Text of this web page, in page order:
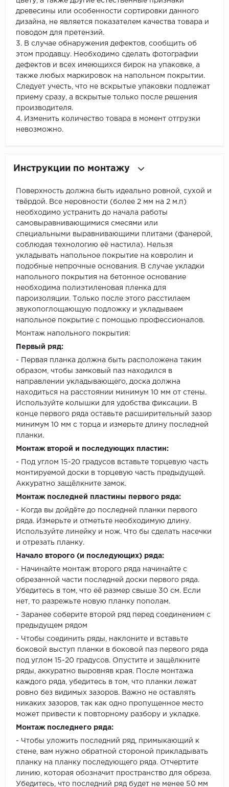
древесины или особенности сортировки данного
дизайна, не является показателем качества товара и
поводом для претензий.
3. В случае обнаружения дефектов, сообщить об
этом продавцу. Необходимо сделать фотографии
дефектов и всех имеющихся бирок на упаковке, а
также любых маркировок на напольном покрытии.
Следует учесть, что не вскрытые упаковки подлежат
приему сразу, а вскрытые только после решения
производителя.
4. Изменить количество товара в момент отгрузки
невозможно.
Инструкции по монтажу
Поверхность должна быть идеально ровной, сухой и
твёрдой. Все неровности (более 2 мм на 2 м.п)
необходимо устранить до начала работы
самовыравнивающимися смесями или
специальными выравнивающими плитами (фанерой,
соблюдая технологию её настила). Нельзя
укладывать напольное покрытие на ковролин и
подобные непрочные основания. В случае укладки
напольного покрытия на бетонное основание
необходима полиэтиленовая пленка для
пароизоляции. Только после этого расстилаем
звукопоглощающую подложку и укладываем
напольное покрытие с помощью профессионалов.
Монтаж напольного покрытия:
Первый ряд:
- Первая планка должна быть расположена таким
образом, чтобы замковый паз находился в
направлении укладывающего, доска должна
находиться на расстоянии минимум 10 мм от стены.
Используйте колышки для удобства фиксации. В
конце первого ряда оставьте расширительный зазор
минимум 10 мм с торца и измерьте длину последней
планки.
Монтаж второй и последующих пластин:
- Под углом 15-20 градусов вставьте торцевую часть
монтируемой доски в торцевую часть предыдущей.
Аккуратно защёлкните замок.
Монтаж последней пластины первого ряда:
- Когда вы дойдёте до последней планки первого
ряда. Измерьте и отметьте необходимую длину.
Используйте линейку и нож. Что бы сделать насечки
и отрезать планку.
Начало второго (и последующих) ряда:
- Начинайте монтаж второго ряда начинайте с
обрезанной части последней доски первого ряда.
Убедитесь в том, что её размер свыше 30 см. Если
нет, то разрежьте новую планку пополам.
- Заранее соберите второй ряд перед соединением с
предыдущем рядом
- Чтобы соединить ряды, наклоните и вставьте
боковой выступ планки в боковой паз первого ряда
под углом 15-20 градусов. Опустите и защёлкните
ряды, аккуратно выровняв края. После монтажа
каждого ряда, убедитесь в том, что планки лежат
ровно без видимых зазоров. Важно не оставлять
никаких зазоров, так как одно пропущенное место
может привести к повторному разбору и укладке.
Монтаж последнего ряда:
- Чтобы уложить последний ряд, примыкающий к
стене, вам нужно обратной стороной прикладывать
планку на планку последующего ряда. Отчертите
линию, которая обозначит пространство для обреза.
Убедитесь, что последний ряд будет не менее 50 мм